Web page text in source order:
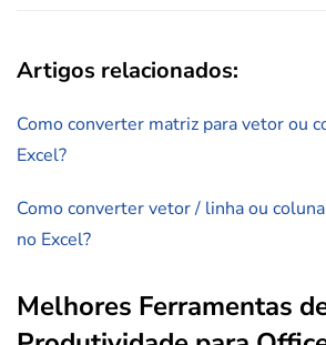
Artigos relacionados:
Como converter matriz para vetor ou
Excel?
Como converter vetor / linha ou
no Excel?
Melhores Ferramentas